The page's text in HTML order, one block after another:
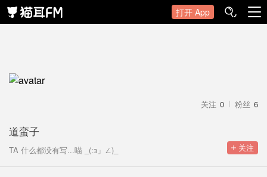
打开 App
粉丝 6
关注 0
道蛮子
TA 什么都没有写...喵 _(:з」∠)_ 关注